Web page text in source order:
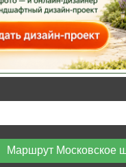
Маршрут Московское